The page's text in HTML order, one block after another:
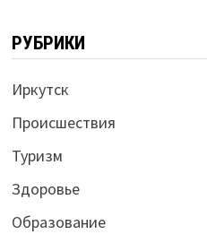
РУБРИКИ
Иркутск
Происшествия
Туризм
Здоровье
Образование